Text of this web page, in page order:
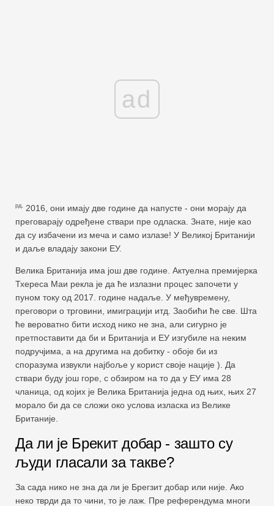
ad
рд,
2016, они имају две године да напусте - они морају да
преговарају одређене ствари пре одласка. Знате, није као
да су избачени из меча и само излазе! У Великој Британији
и даље владају закони ЕУ.
Велика Британија има још две године. Актуелна премијерка
Тхереса Маи рекла је да ће излазни процес започети у
пуном току од 2017. године надаље. У међувремену,
преговори о трговини, имиграцији итд. Заобићи ће све. Шта
ће вероватно бити исход нико не зна, али сигурно је
претпоставити да би и Британија и ЕУ изгубиле на неким
подручјима, а на другима на добитку - обоје би из
споразума извукли најбоље у корист своје нације ). Да
ствари буду још горе, с обзиром на то да у ЕУ има 28
чланица, од којих је Велика Британија једна од њих, њих 27
морало би да се сложи око услова изласка из Велике
Британије.
Да ли је Брекит добар - зашто су
људи гласали за такве?
За сада нико не зна да ли је Брегзит добар или није. Ако
неко тврди да то чини, то је лаж. Пре референдума многи